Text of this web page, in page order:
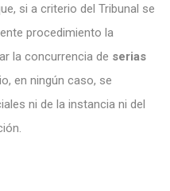
si a criterio del Tribunal se
procedimiento la
la concurrencia de serias
en ningún caso, se
ni de la instancia ni del